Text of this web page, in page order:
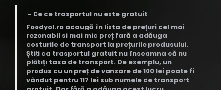
- De ce trasportul nu este gratuit
Foodyol.ro adaugă în lista de prețuri cel mai
rezonabil si mai mic preț fară a adăuga
costurile de transport la prețurile produsului.
Știți ca trasportul gratuit nu înseamna că nu
plătiți taxa de transport. De exemplu, un
produs cu un preț de vanzare de 100 lei poate fi
vândut pentru 117 lei sub numele de transport